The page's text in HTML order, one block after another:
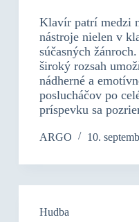
Klavír patrí medzi
nástroje nielen v
súčasných
široký rozsah
nádherné a
poslucháčov po
príspevku sa
ARGO 10.
Hudba